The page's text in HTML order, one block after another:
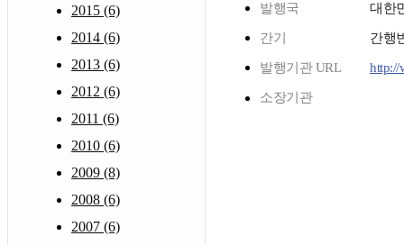
2015 (6)
2014 (6)
2013 (6)
2012 (6)
2011 (6)
2010 (6)
2009 (8)
2008 (6)
2007 (6)
발행국 대한
간기 간행
발행기관 URL http://
소장기관